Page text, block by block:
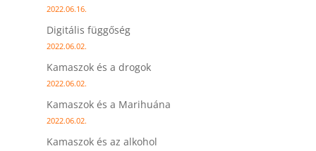
2022.06.16.
Digitális függőség
2022.06.02.
Kamaszok és a drogok
2022.06.02.
Kamaszok és a Marihuána
2022.06.02.
Kamaszok és az alkohol